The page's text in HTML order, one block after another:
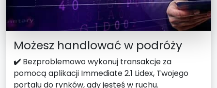
Możesz handlować w podróży
✔️ Bezproblemowo wykonuj transakcje za
pomocą aplikacji Immediate 2.1 Lidex, Twojego
portalu do rynków, gdy jesteś w ruchu.